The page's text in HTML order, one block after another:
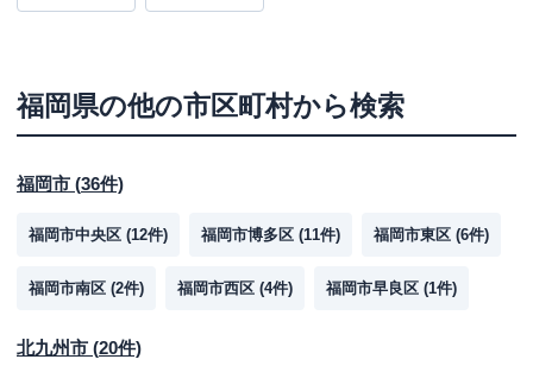
福岡県の他の市区町村から検索
福岡市 (36件)
福岡市中央区 (12件) 福岡市博多区 (11件) 福岡市東区 (6件)
福岡市南区 (2件) 福岡市西区 (4件) 福岡市早良区 (1件)
北九州市 (20件)